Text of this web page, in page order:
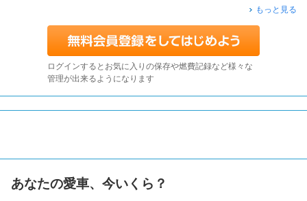
もっと見る
ログインするとお気に入りの保存や燃費記録など様々な
管理が出来るようになります
あなたの愛車、今いくら？